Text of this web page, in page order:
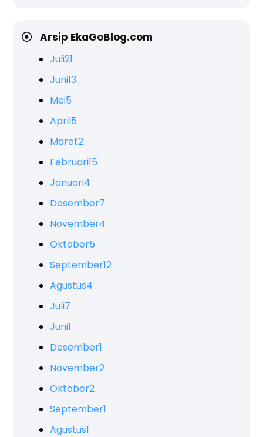
Arsip EkaGoBlog.com
Juli21
Juni13
Mei5
April5
Maret2
Februari15
Januari4
Desember7
November4
Oktober5
September12
Agustus4
Juli7
Juni1
Desember1
November2
Oktober2
September1
Agustus1